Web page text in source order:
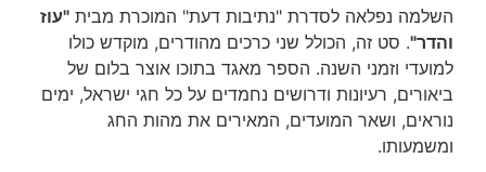
השלמה נפלאה לסדרת "נתיבות דעת" המוכרת מבית "עוז
והדר". סט זה, הכולל שני כרכים מהודרים, מוקדש כולו
למועדי וזמני השנה. הספר מאגד בתוכו אוצר בלום של
ביאורים, רעיונות ודרושים נחמדים על כל חגי ישראל, ימים
נוראים, ושאר המועדים, המאירים את מהות החג
ומשמעותו.